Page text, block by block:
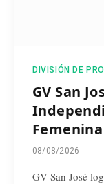
DIVISIÓN DE
GV San
Femenina
08/08/2026
GV San José